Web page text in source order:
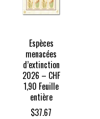
Espèces
menacées
d’extinction
2026 – CHF
1,90 Feuille
entière
$37.67